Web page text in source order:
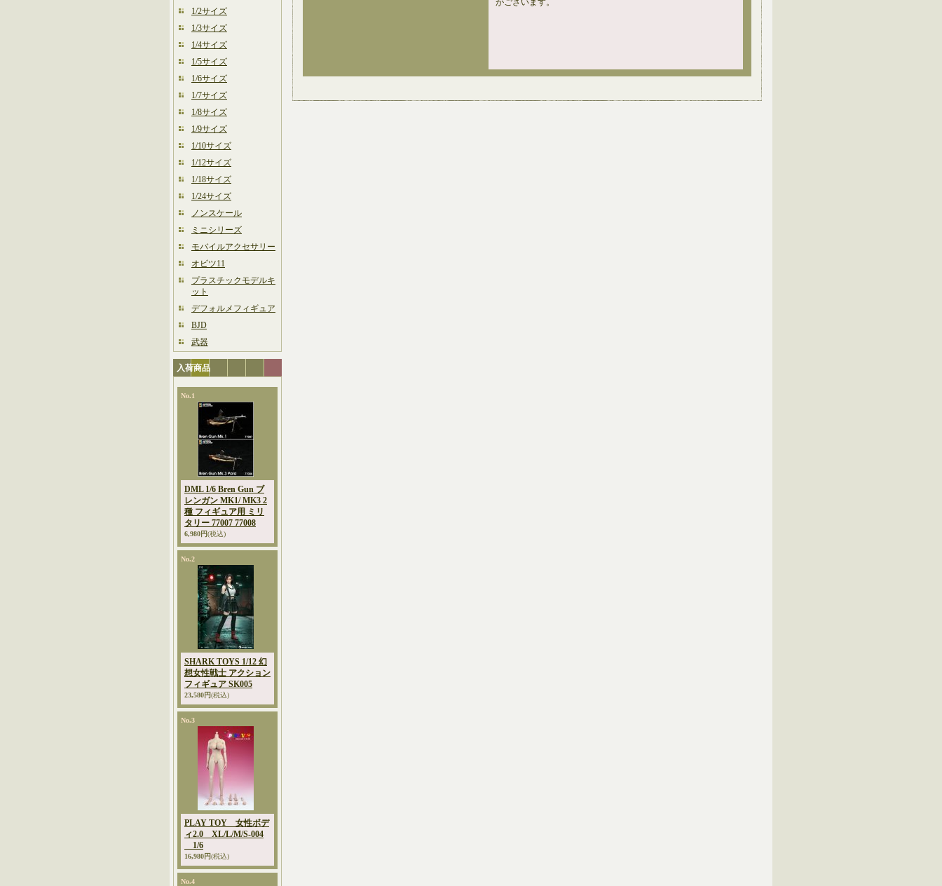
1/2サイズ
1/3サイズ
1/4サイズ
1/5サイズ
1/6サイズ
1/7サイズ
1/8サイズ
1/9サイズ
1/10サイズ
1/12サイズ
1/18サイズ
1/24サイズ
ノンスケール
ミニシリーズ
モバイルアクセサリー
オビツ11
プラスチックモデルキ
ット
デフォルメフィギュア
BJD
武器
入荷商品
No.1
DML 1/6 Bren Gun ブ
レンガン MK1/ MK3 2
種 フィギュア用 ミリ
タリー 77007 77008
6,980円(税込)
No.2
SHARK TOYS 1/12 幻
想女性戦士 アクション
フィギュア SK005
23,580円(税込)
No.3
PLAY TOY 女性ボデ
ィ2.0 XL/L/M/S-004
1/6
16,980円(税込)
No.4
がございます。